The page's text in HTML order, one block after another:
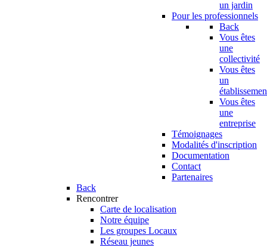
un jardin
Pour les professionnels
Back
Vous êtes
une
collectivité
Vous êtes
un
Vous êtes
une
entreprise
Témoignages
Modalités d'inscription
Documentation
Contact
Partenaires
Back
Rencontrer
Carte de localisation
Notre équipe
Les groupes Locaux
Réseau jeunes